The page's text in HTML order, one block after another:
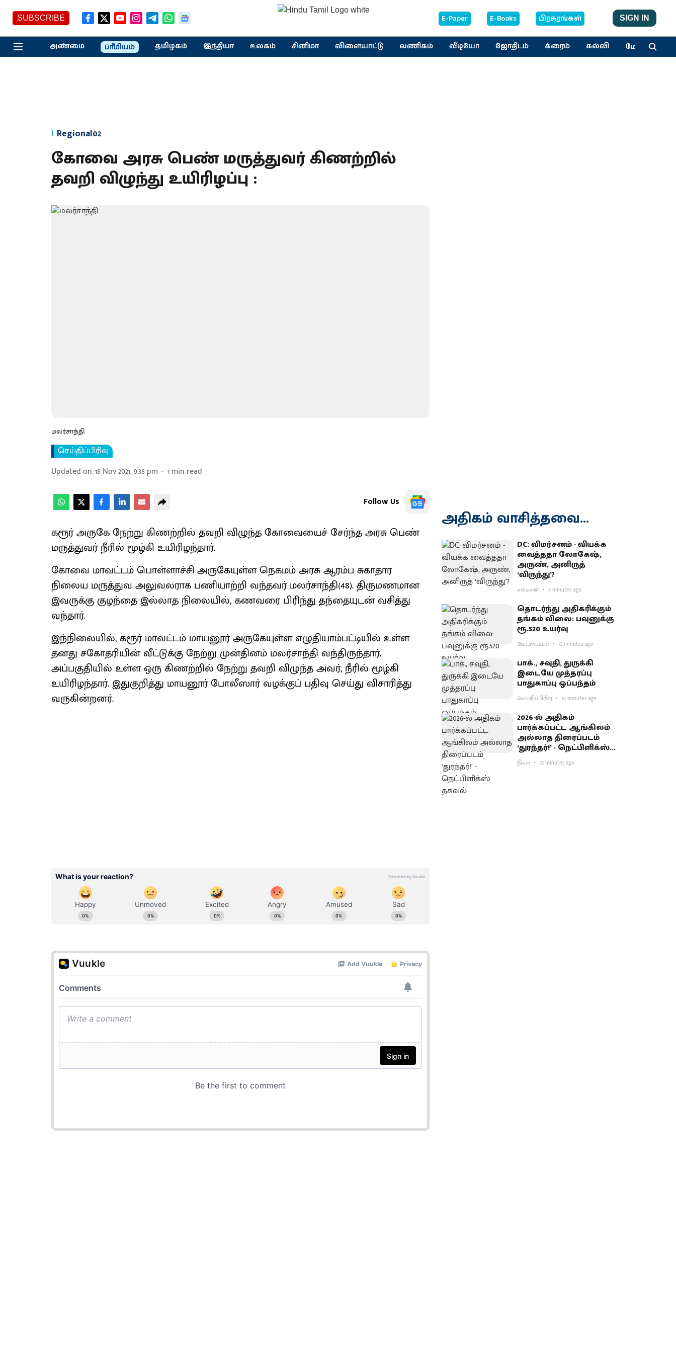
SUBSCRIBE E-Paper E-Books பிரசுரங்கள் SIGN IN
அண்மை ப்ரீமியம் தமிழகம் இந்தியா உலகம் சினிமா விளையாட்டு வணிகம் வீடியோ ஜோதிடம் க்ரைம் கல்வி மேலும்
Regional02
கோவை அரசு பெண் மருத்துவர் கிணற்றில்
தவறி விழுந்து உயிரிழப்பு :
மலர்சாந்தி
செய்திப்பிரிவு
Updated on:18 Nov 2021, 9:38 pm 1min read
Follow Us
கரூர் அருகே நேற்று கிணற்றில் தவறி விழுந்த கோவையைச் சேர்ந்த அரசு பெண்
மருத்துவர் நீரில் மூழ்கி உயிரிழந்தார்.
கோவை மாவட்டம் பொள்ளாச்சி அருகேயுள்ள நெகமம் அரசு ஆரம்ப சுகாதார
நிலைய மருத்துவ அலுவலராக பணியாற்றி வந்தவர் மலர்சாந்தி(48). திருமணமான
இவருக்கு குழந்தை இல்லாத நிலையில், கணவரை பிரிந்து தந்தையுடன் வசித்து
வந்தார்.
இந்நிலையில், கரூர் மாவட்டம் மாயனூர் அருகேயுள்ள எழுதியாம்பட்டியில் உள்ள
தனது சகோதரியின் வீட்டுக்கு நேற்று முன்தினம் மலர்சாந்தி வந்திருந்தார்.
அப்பகுதியில் உள்ள ஒரு கிணற்றில் நேற்று தவறி விழுந்த அவர், நீரில் மூழ்கி
உயிரிழந்தார். இதுகுறித்து மாயனூர் போலீஸார் வழக்குப் பதிவு செய்து விசாரித்து
வருகின்றனர்.
அதிகம் வாசித்தவை...
DC: விமர்சனம் - வியக்க
வைத்ததா லோகேஷ்,
அருண், அனிருத்
‘விருந்து’?
சல்மான் 8 minutes ago
தொடர்ந்து அதிகரிக்கும்
தங்கம் விலை: பவுனுக்கு
ரூ.520 உயர்வு
வேட்டையன் 15 minutes ago
பாக்., சவுதி, துருக்கி
இடையே முத்தரப்பு
பாதுகாப்பு ஒப்பந்தம்
செய்திப்பிரிவு 16 minutes ago
2026-ல் அதிகம்
பார்க்கப்பட்ட ஆங்கிலம்
அல்லாத திரைப்படம்
‘துரந்தர்!’ - நெட்பிளிக்ஸ்
தகவல்
நிலா 25 minutes ago